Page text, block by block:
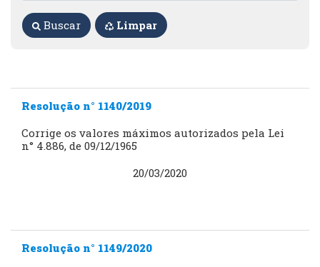
Resolução n° 1140/2019
Corrige os valores máximos autorizados pela Lei
n° 4.886, de 09/12/1965
20/03/2020
Resolução n° 1149/2020
Buscar Limpar